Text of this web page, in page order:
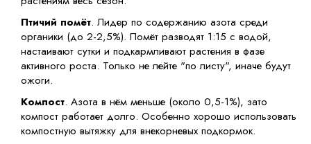
Птичий помёт. Лидер по содержанию азота среди
органики (до 2-2,5%). Помёт разводят 1:15 с водой,
настаивают сутки и подкармливают растения в фазе
активного роста. Только не лейте "по листу", иначе будут
ожоги.
Компост. Азота в нём меньше (около 0,5-1%), зато
компост работает долго. Особенно хорошо использовать
компостную вытяжку для внекорневых подкормок.